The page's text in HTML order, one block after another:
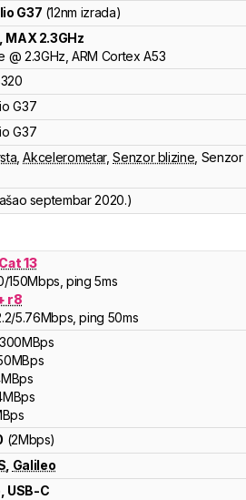
G37 (12nm izrada)
, MAX 2.3GHz
@ 2.3GHz,ARM Cortex A53
G37
G37
,Akcelerometar,Senzor blizine Senzor
septembar 2020.)
13
/150Mbps , ping 5ms
r8
/5.76Mbps , ping 50ms
MBps
MBps
MBps
MBps
(2Mbps)
Galileo
USB-C